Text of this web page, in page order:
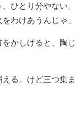
ひとり分やない。
わけあうんじゃ」
かしげると、陶じ
る。けど三つ集ま